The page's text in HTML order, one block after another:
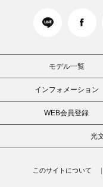
モデル一覧
インフォメーション
WEB会員登録
光
このサイトについて